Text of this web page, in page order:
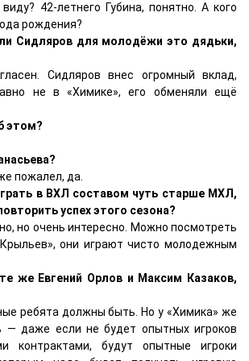
42-летнего Губина, понятно. А кого
рождения?
Сидляров для молодёжи это дядьки,
Сидляров внес огромный вклад,
не в «Химике», его обменяли ещё
этом?
пожалел, да.
в ВХЛ составом чуть старше МХЛ,
успех этого сезона?
но очень интересно. Можно посмотреть
они играют чисто молодежным
же Евгений Орлов и Максим Казаков,
ребята должны быть. Но у «Химика» же
— даже если не будет опытных игроков
контрактами, будут опытные игроки